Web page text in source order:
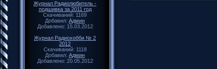
Журнал Радиолюбитель -
подшивка за 2011 год
Скачиваний: 1169
Добавил: Админ
Добавлено: 15.03.2012
Журнал Радиохобби № 2
2012
Скачиваний: 1118
Добавил: Админ
Добавлено: 20.05.2012